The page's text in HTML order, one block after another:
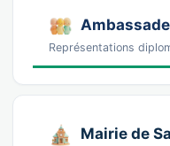
Représentations
Mairie de